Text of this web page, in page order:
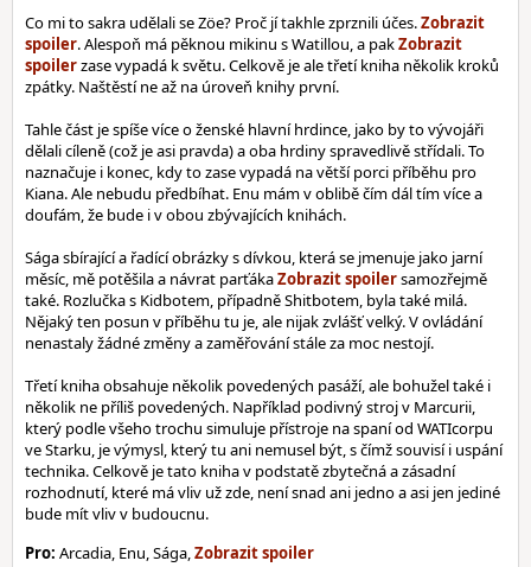
Co mi to sakra udělali se Zöe? Proč jí takhle zprznili účes.
. Alespoň má pěknou mikinu s Watillou, a pak
zase vypadá k světu. Celkově je ale třetí kniha několik kroků
zpátky. Naštěstí ne až na úroveň knihy první.
Tahle část je spíše více o ženské hlavní hrdince, jako by to vývojáři
dělali cíleně (což je asi pravda) a oba hrdiny spravedlivě střídali. To
naznačuje i konec, kdy to zase vypadá na větší porci příběhu pro
Kiana. Ale nebudu předbíhat. Enu mám v oblibě čím dál tím více a
doufám, že bude i v obou zbývajících knihách.
Sága sbírající a řadící obrázky s dívkou, která se jmenuje jako jarní
měsíc, mě potěšila a návrat parťáka
samozřejmě
také. Rozlučka s Kidbotem, případně Shitbotem, byla také milá.
Nějaký ten posun v příběhu tu je, ale nijak zvlášť velký. V ovládání
nenastaly žádné změny a zaměřování stále za moc nestojí.
Třetí kniha obsahuje několik povedených pasáží, ale bohužel také i
několik ne příliš povedených. Například podivný stroj v Marcurii,
který podle všeho trochu simuluje přístroje na spaní od WATIcorpu
ve Starku, je výmysl, který tu ani nemusel být, s čímž souvisí i uspání
technika. Celkově je tato kniha v podstatě zbytečná a zásadní
rozhodnutí, které má vliv už zde, není snad ani jedno a asi jen jediné
bude mít vliv v budoucnu.
Pro: Arcadia, Enu, Sága,